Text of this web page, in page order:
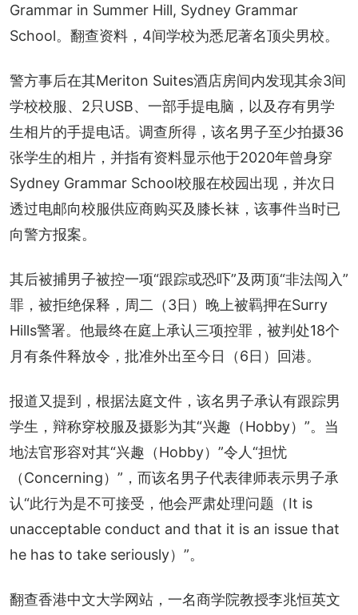
Grammar in Summer Hill, Sydney Grammar
School。翻查资料，4间学校为悉尼著名顶尖男校。
警方事后在其Meriton Suites酒店房间内发现其余3间
学校校服、2只USB、一部手提电脑，以及存有男学
生相片的手提电话。调查所得，该名男子至少拍摄36
张学生的相片，并指有资料显示他于2020年曾身穿
Sydney Grammar School校服在校园出现，并次日
透过电邮向校服供应商购买及膝长袜，该事件当时已
向警方报案。
其后被捕男子被控一项“跟踪或恐吓”及两顶“非法闯入”
罪，被拒绝保释，周二（3日）晚上被羁押在Surry
Hills警署。他最终在庭上承认三项控罪，被判处18个
月有条件释放令，批准外出至今日（6日）回港。
报道又提到，根据法庭文件，该名男子承认有跟踪男
学生，辩称穿校服及摄影为其“兴趣（Hobby）”。当
地法官形容对其“兴趣（Hobby）”令人“担忧
（Concerning）”，而该名男子代表律师表示男子承
认“此行为是不可接受，他会严肃处理问题（It is
unacceptable conduct and that it is an issue that
he has to take seriously）”。
翻查香港中文大学网站，一名商学院教授李兆恒英文